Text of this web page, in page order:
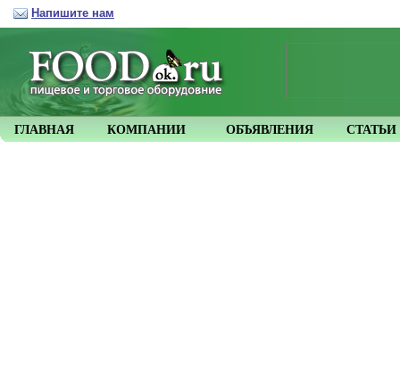
ГЛАВНАЯ КОМПАНИИ ОБЪЯВЛЕНИЯ СТАТЬИ
Напишите нам